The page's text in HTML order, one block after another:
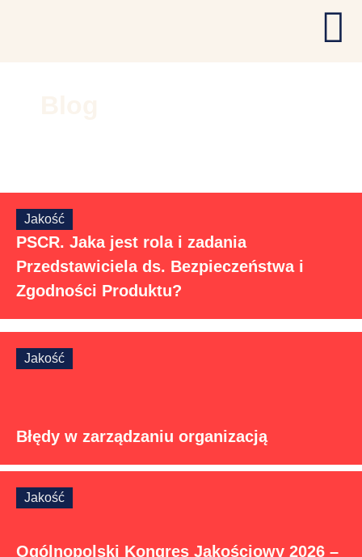
Jakość
PSCR. Jaka jest rola i zadania
Przedstawiciela ds. Bezpieczeństwa i
Zgodności Produktu?
Jakość
Błędy w zarządzaniu organizacją
Jakość
Ogólnopolski Kongres Jakościowy 2026 –